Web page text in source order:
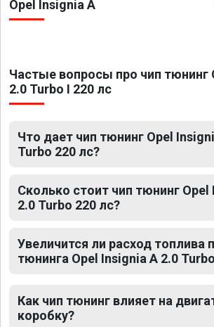
Opel Insignia A
Частые вопросы про чип тюнинг
2.0 Turbo I 220 лс
Что дает чип тюнинг Opel
Turbo 220 лс?
Сколько стоит чип тюнинг Opel
2.0 Turbo 220 лс?
Увеличится ли расход топлива
тюнинга Opel Insignia A 2.0
Как чип тюнинг влияет на
коробку?